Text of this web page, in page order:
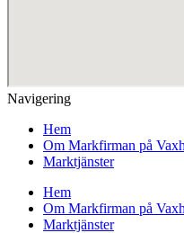
Navigering
Hem
Om Markfirman på
Marktjänster
Hem
Om Markfirman på
Marktjänster